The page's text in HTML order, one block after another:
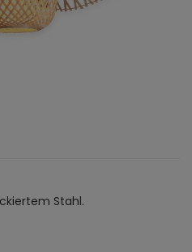
Stahl.